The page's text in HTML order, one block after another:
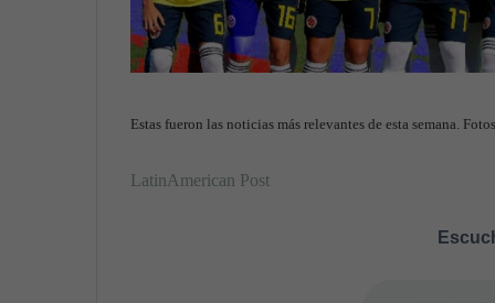
Estas fueron las noticias más relevantes de esta semana.
LatinAmerican Post